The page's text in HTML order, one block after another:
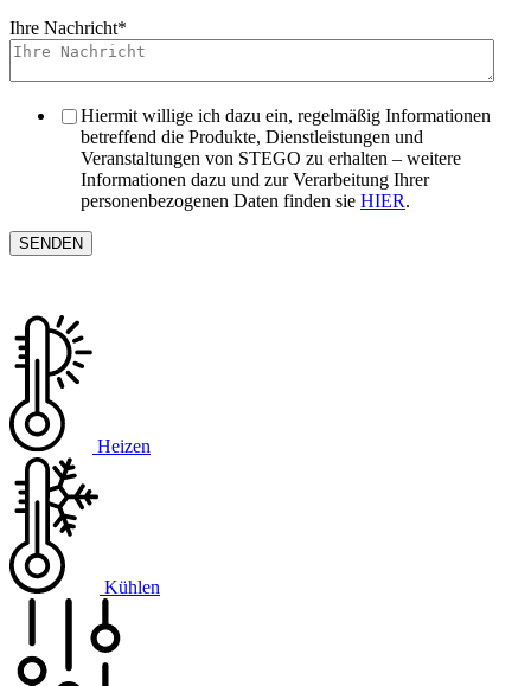
Ihre Nachricht*
Hiermit willige ich dazu ein, regelmäßig Informationen
betreffend die Produkte, Dienstleistungen und
Veranstaltungen von STEGO zu erhalten – weitere
Informationen dazu und zur Verarbeitung Ihrer
personenbezogenen Daten finden sie HIER.
Heizen
Kühlen